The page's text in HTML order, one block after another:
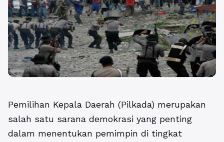
Pemilihan Kepala Daerah (Pilkada) merupakan
salah satu sarana demokrasi yang penting
dalam menentukan pemimpin di tingkat